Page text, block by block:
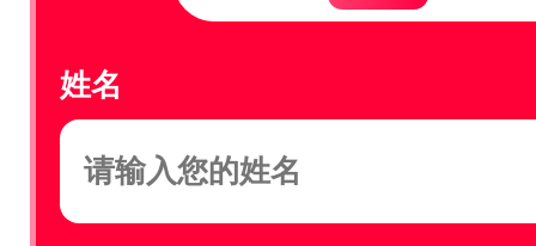
姓名